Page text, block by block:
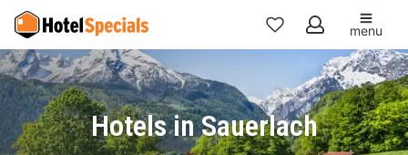
Mijn
favorieten
menu
Hotels in Sauerlach